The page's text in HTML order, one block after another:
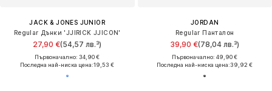
JACK & JONES JUNIOR
Regular Дънки 'JJIRICK JJICON'
27,90 €(54,57 лв.³)
Първоначално: 34,90 €
Последна най-ниска цена:19,53 €
JORDAN
Regular Панталон
39,90 €(78,04 лв.³)
Първоначално: 49,90 €
Последна най-ниска цена:39,92 €